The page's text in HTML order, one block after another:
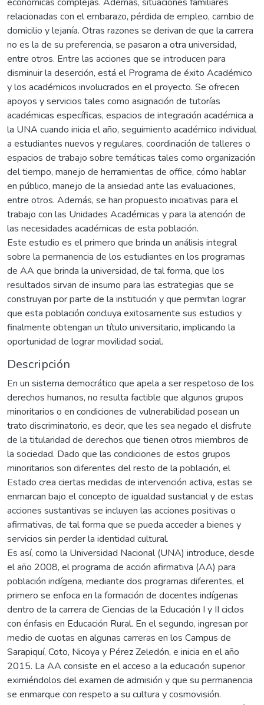
relacionadas con el embarazo, pérdida de empleo, cambio de
domicilio y lejanía. Otras razones se derivan de que la carrera
no es la de su preferencia, se pasaron a otra universidad,
entre otros. Entre las acciones que se introducen para
disminuir la deserción, está el Programa de éxito Académico
y los académicos involucrados en el proyecto. Se ofrecen
apoyos y servicios tales como asignación de tutorías
académicas específicas, espacios de integración académica a
la UNA cuando inicia el año, seguimiento académico individual
a estudiantes nuevos y regulares, coordinación de talleres o
espacios de trabajo sobre temáticas tales como organización
del tiempo, manejo de herramientas de office, cómo hablar
en público, manejo de la ansiedad ante las evaluaciones,
entre otros. Además, se han propuesto iniciativas para el
trabajo con las Unidades Académicas y para la atención de
las necesidades académicas de esta población.
Este estudio es el primero que brinda un análisis integral
sobre la permanencia de los estudiantes en los programas
de AA que brinda la universidad, de tal forma, que los
resultados sirvan de insumo para las estrategias que se
construyan por parte de la institución y que permitan lograr
que esta población concluya exitosamente sus estudios y
finalmente obtengan un título universitario, implicando la
oportunidad de lograr movilidad social.
Descripción
En un sistema democrático que apela a ser respetoso de los
derechos humanos, no resulta factible que algunos grupos
minoritarios o en condiciones de vulnerabilidad posean un
trato discriminatorio, es decir, que les sea negado el disfrute
de la titularidad de derechos que tienen otros miembros de
la sociedad. Dado que las condiciones de estos grupos
minoritarios son diferentes del resto de la población, el
Estado crea ciertas medidas de intervención activa, estas se
enmarcan bajo el concepto de igualdad sustancial y de estas
acciones sustantivas se incluyen las acciones positivas o
afirmativas, de tal forma que se pueda acceder a bienes y
servicios sin perder la identidad cultural.
Es así, como la Universidad Nacional (UNA) introduce, desde
el año 2008, el programa de acción afirmativa (AA) para
población indígena, mediante dos programas diferentes, el
primero se enfoca en la formación de docentes indígenas
dentro de la carrera de Ciencias de la Educación I y II ciclos
con énfasis en Educación Rural. En el segundo, ingresan por
medio de cuotas en algunas carreras en los Campus de
Sarapiquí, Coto, Nicoya y Pérez Zeledón, e inicia en el año
2015. La AA consiste en el acceso a la educación superior
eximiéndolos del examen de admisión y que su permanencia
se enmarque con respeto a su cultura y cosmovisión.